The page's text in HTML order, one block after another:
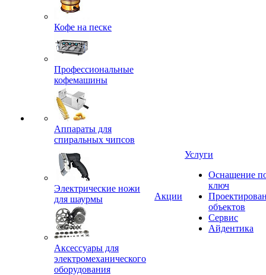
Кофе на песке
Профессиональные
кофемашины
Аппараты для
спиральных чипсов
Электрические ножи
для шаурмы
Аксессуары для
электромеханического
оборудования
Акции
Услуги
Оснащение
ключ
объектов
Сервис
Айдентика